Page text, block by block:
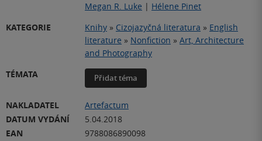
Megan R. Luke | Hélene Pinet
KATEGORIE
Knihy » Cizojazyčná literatura » English
literature » Nonfiction » Art, Architecture
and Photography
TÉMATA
Přidat téma
NAKLADATEL
Artefactum
DATUM VYDÁNÍ
5.04.2018
EAN
9788086890098